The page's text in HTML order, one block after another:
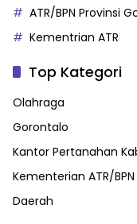
ATR/BPN Provinsi
Kementrian ATR
Top Kategori
Olahraga
Gorontalo
Kantor Pertanahan
Kementerian ATR/BPN
Daerah